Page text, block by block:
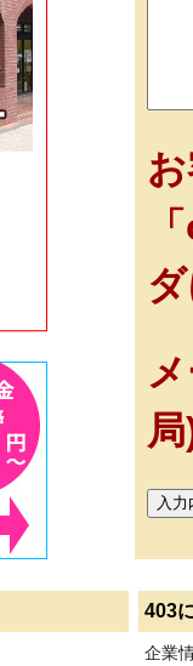
403
企業